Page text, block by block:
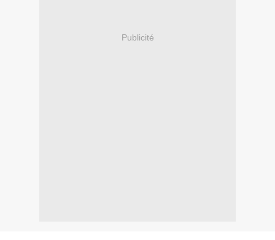
Publicité